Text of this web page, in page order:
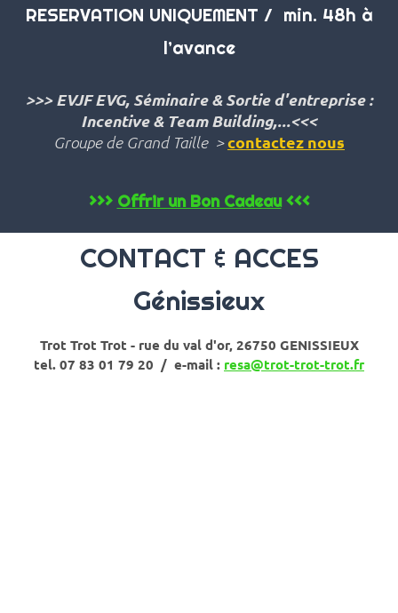
RESERVATION UNIQUEMENT / min. 48h à
l’avance
>>> EVJF EVG, Séminaire & Sortie d'entreprise :
Incentive & Team Building,...<<<
Groupe de Grand Taille >contactez nous
>>> Offrir un Bon Cadeau<<<
CONTACT & ACCES
Génissieux
Trot Trot Trot - rue du val d'or, 26750 GENISSIEUX
tel. 07 83 01 79 20 / e-mail : resa@trot-trot-trot.fr